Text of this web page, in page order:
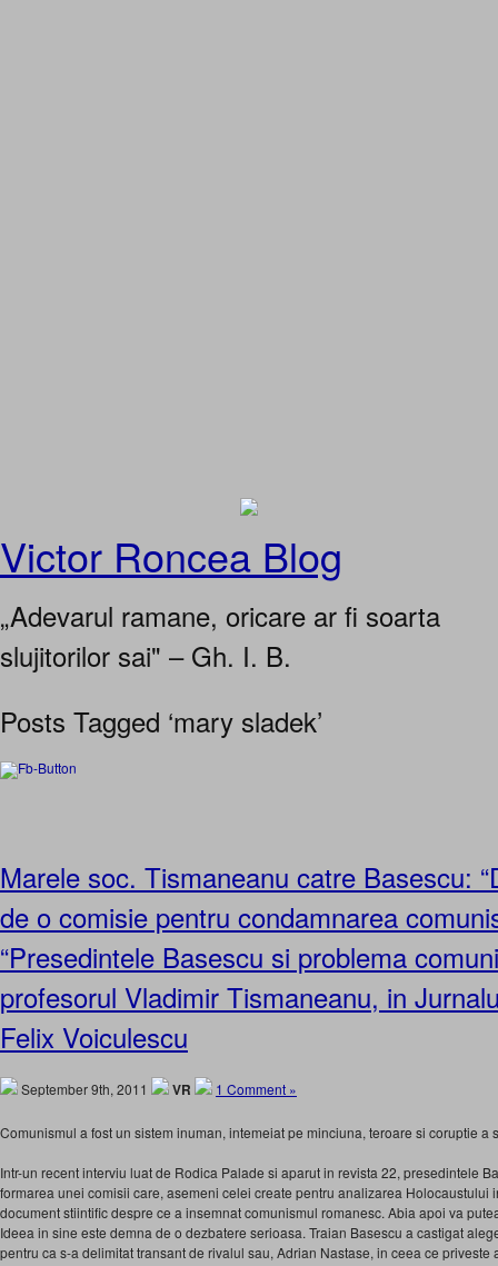
Victor Roncea Blog
„Adevarul ramane, oricare ar fi soarta
slujitorilor sai" – Gh. I. B.
Posts Tagged ‘mary sladek’
Marele soc. Tismaneanu catre Basescu:
de o comisie pentru condamnarea
“Presedintele Basescu si problema
profesorul Vladimir Tismaneanu, in
Felix Voiculescu
September 9th, 2011 VR 1 Comment »
Comunismul a fost un sistem inuman, intemeiat pe minciuna, teroare si coruptie a
Intr-un recent interviu luat de Rodica Palade si aparut in revista 22, presedintele
formarea unei comisii care, asemeni celei create pentru analizarea Holocaustului
document stiintific despre ce a insemnat comunismul romanesc. Abia apoi va
Ideea in sine este demna de o dezbatere serioasa. Traian Basescu a castigat
pentru ca s-a delimitat transant de rivalul sau, Adrian Nastase, in ceea ce priveste